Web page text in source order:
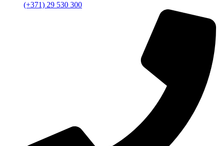
(+371) 29 530 300